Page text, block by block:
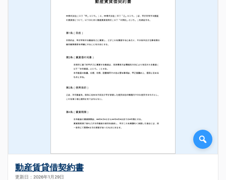
動産賃貸借契約書
更新日：2026年1月29日